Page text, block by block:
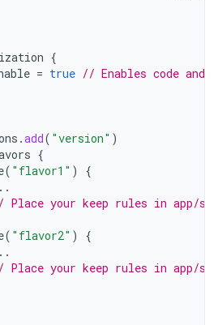
{
= true // Enables code and
.add( "version" )
{
( "flavor1" )
{
Place your keep rules in app/
( "flavor2" )
{
Place your keep rules in app/